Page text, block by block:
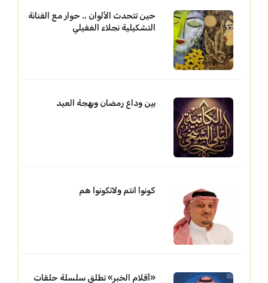
حين تتحدث الألوان .. حوار مع الفنانة
التشكيلية نجلاء الغفيلي
بين وداع رمضان وبهجة العيد
كونوا انتم ولاتكونوا هم
«أقلام الخبر» تطلق سلسلة حلقات